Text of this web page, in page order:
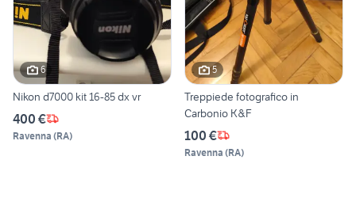
6
Nikon d7000 kit 16-85 dx vr
400 €
Ravenna (RA)
5
Treppiede fotografico in
Carbonio K&F
100 €
Ravenna (RA)